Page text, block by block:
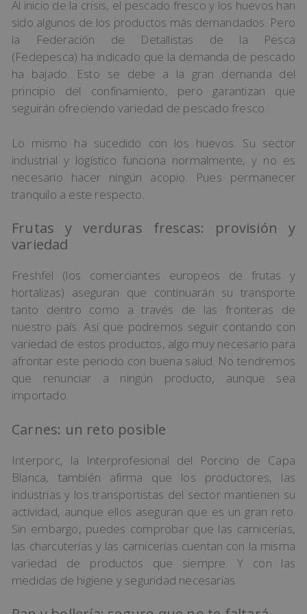
Al inicio de la crisis, el pescado fresco y los huevos han
sido algunos de los productos más demandados. Pero
la Federación de Detallistas de la Pesca
(Fedepesca) ha indicado que la demanda de pescado
ha bajado. Esto se debe a la gran demanda del
principio del confinamiento, pero garantizan que
seguirán ofreciendo variedad de pescado fresco.
Lo mismo ha sucedido con los huevos. Su sector
industrial y logístico funciona normalmente, y no es
necesario hacer ningún acopio. Pues permanecer
tranquilo a este respecto.
Frutas y verduras frescas: provisión y
variedad
Freshfel (los comerciantes europeos de frutas y
hortalizas) aseguran que continuarán su transporte
tanto dentro como a través de las fronteras de
nuestro país. Así que podremos seguir contando con
variedad de estos productos, algo muy necesario para
afrontar este periodo con buena salud. No tendremos
que renunciar a ningún producto, aunque sea
importado.
Carnes: un reto posible
Interporc, la Interprofesional del Porcino de Capa
Blanca, también afirma que los productores, las
industrias y los transportistas del sector mantienen su
actividad, aunque ellos aseguran que es un gran reto.
Sin embargo, puedes comprobar que las carnicerías,
las charcuterías y las carnicerías cuentan con la misma
variedad de productos que siempre. Y con las
medidas de higiene y seguridad necesarias.